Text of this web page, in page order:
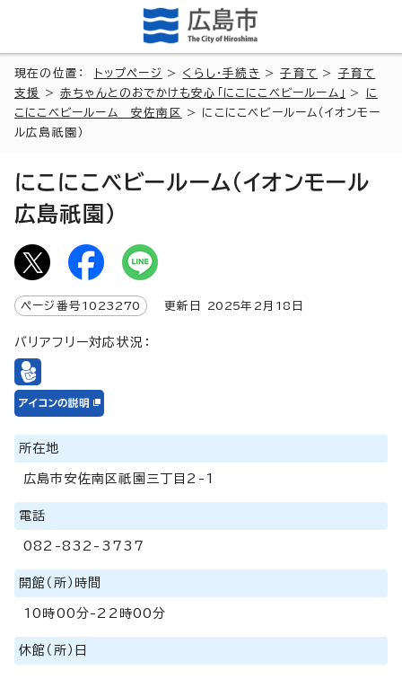
現在の位置： トップページ > くらし・手続き >子育て > 子育て
支援
>赤ちゃんとのおでかけも安心「にこにこベビールーム」 >
に
こにこベビールーム 安佐南区
> にこにこベビールーム（イオンモー
ル広島祇園）
にこにこベビールーム（イオンモール
広島祇園）
ページ番号 1023270 更新日 2025年2月 18 日
バリアフリー対応状況：
所在地
広島市安佐南区祇園三丁目2-1
電話
082-832-3737
開館（所）時間
10時00分-22時00分
休館（所）日